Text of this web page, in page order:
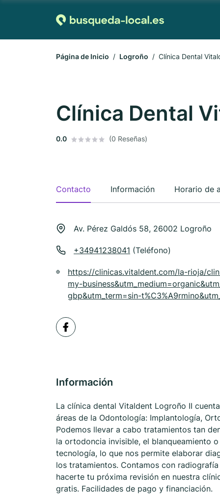
Página de Inicio Logroño Clínica Dental
Clínica Dental
0.0 (0 Reseñas)
Contacto Información Horario de
Av. Pérez Galdós 58, 26002 Logroño
+34941238041 (Teléfono)
https://clinicas.vitaldent.com/la-rioja/
my-
gbp&utm_term=sin-
Información
La clínica dental Vitaldent Logroño II
áreas de la Odontología: Implantología,
Podemos llevar a cabo tratamientos tan
la ortodoncia invisible, el blanqueamiento
tecnología, lo que nos permite elaborar
los tratamientos. Contamos con
hacerte tu próxima revisión en nuestra
gratis. Facilidades de pago y financiación.